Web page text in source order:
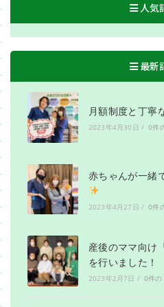
人気
最新
月額制度と丁寧
2023年4月30日 / 0件
赤ちゃんが一緒
2023年4月27日 / 0件
産後のママ向け
を行いました！
2023年2月7日 / 0件の